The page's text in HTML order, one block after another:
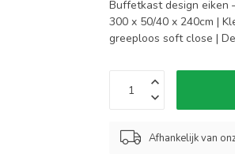
Buffetkast design eiken
300 x 50/40 x 240cm |
greeploos soft close |
Afhankelijk van